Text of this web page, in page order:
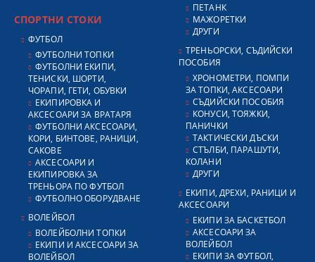
СПОРТНИ СТОКИ
ФУТБОЛ
ФУТБОЛНИ ТОПКИ
ФУТБОЛНИ ЕКИПИ,
ТЕНИСКИ, ШОРТИ,
ЧОРАПИ, ГЕТИ, ОБУВКИ
ЕКИПИРОВКА И
АКСЕСОАРИ ЗА ВРАТАРЯ
ФУТБОЛНИ АКСЕСОАРИ,
КОРИ, БИНТОВЕ, РАНИЦИ,
САКОВЕ
АКСЕСОАРИ И
ЕКИПИРОВКА ЗА
ТРЕНЬОРА ПО ФУТБОЛ
ФУТБОЛНО ОБОРУДВАНЕ
ВОЛЕЙБОЛ
ВОЛЕЙБОЛНИ ТОПКИ
ЕКИПИ И АКСЕСОАРИ ЗА
ВОЛЕЙБОЛ
ПЕТАНК
МАЖОРЕТКИ
ДРУГИ
ТРЕНЬОРСКИ, СЪДИЙСКИ
ПОСОБИЯ
ХРОНОМЕТРИ, ПОМПИ
ЗА ТОПКИ, АКСЕСОАРИ
СЪДИЙСКИ ПОСОБИЯ
КОНУСИ, ТОЯЖКИ,
ПАНИЧКИ
ТАКТИЧЕСКИ ДЪСКИ
СТЪЛБИ, ПАРАШУТИ,
КОЛАНИ
ДРУГИ
ЕКИПИ, ДРЕХИ, РАНИЦИ И
АКСЕСОАРИ
ЕКИПИ ЗА БАСКЕТБОЛ
АКСЕСОАРИ ЗА
ВОЛЕЙБОЛ
ЕКИПИ ЗА ФУТБОЛ,